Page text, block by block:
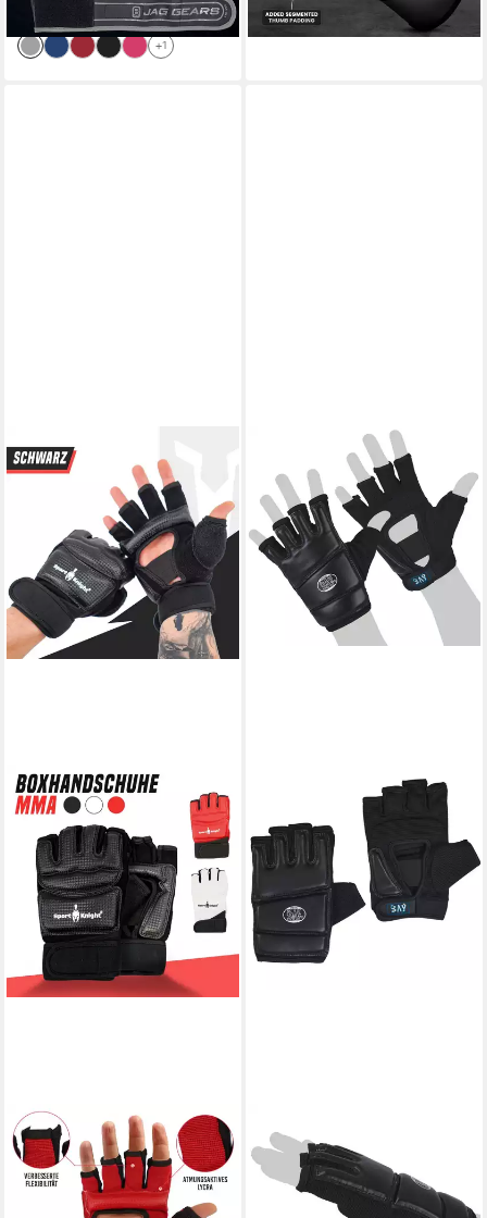
Handschutz
lieferbar - in 2-3 Werktagen bei dir
+1
SPORT-KNIGHT®
MMA-Handschuhe MMA
Boxhandschuhe gepolstert
mit langer Bandage &
MMA-Handschuhe Touch Krav
Maga Wing Tsun Handschutz
Handschützer schwarz, XXS -